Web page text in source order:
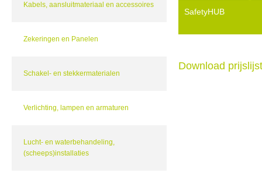
Kabels, aansluitmateriaal en accessoires
Zekeringen en Panelen
Schakel- en stekkermaterialen
Verlichting, lampen en armaturen
Lucht- en waterbehandeling,
(scheeps)installaties
SafetyHUB
Download